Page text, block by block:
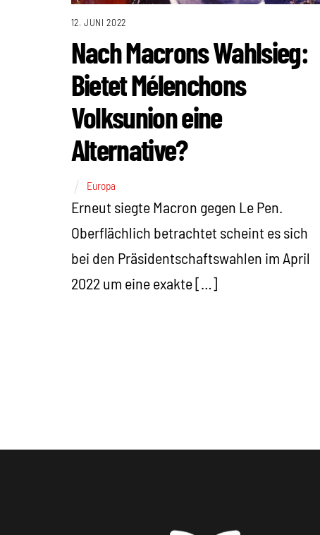
12. JUNI 2022
Nach Macrons Wahlsieg:
Bietet Mélenchons
Volksunion eine
Alternative?
Europa
Erneut siegte Macron gegen Le Pen.
Oberflächlich betrachtet scheint es sich
bei den Präsidentschaftswahlen im April
2022 um eine exakte […]